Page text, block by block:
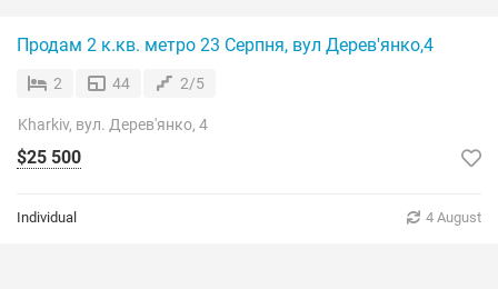
Продам 2 к.кв. метро 23 Серпня, вул Дерев'янко,4
2 44 2/5
Kharkiv, вул. Дерев'янко, 4
$25 500
Individual 4 August